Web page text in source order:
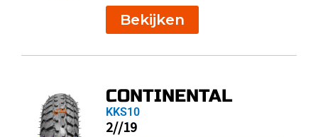
Bekijken
CONTINENTAL
KKS10
2//19